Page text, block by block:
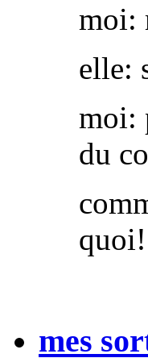
moi:
elle:
moi:
du
mes